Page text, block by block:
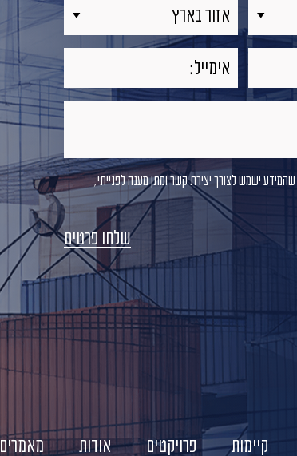
ישמש לצורך יצירת קשר ומתן מענה לפנייתי,
קיימות פרויקטים אודות מאמרים